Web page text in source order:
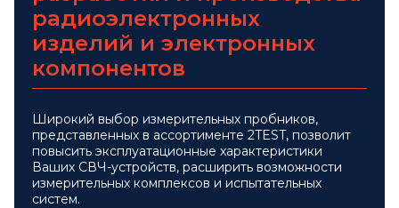
радиоэлектронных
изделий и электронных
компонентов
Широкий выбор измерительных пробников,
представленных в ассортименте 2TEST, позволит
повысить эксплуатационные характеристики
Ваших СВЧ-устройств, расширить возможности
измерительных комплексов и испытательных
систем.